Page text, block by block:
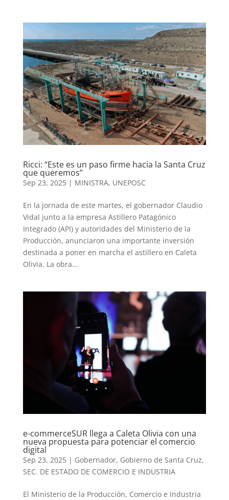
Ricci: “Este es un paso firme hacia la Santa Cruz
que queremos”
Sep 23, 2025| MINISTRA, UNEPOSC
En la jornada de este martes, el gobernador Claudio
Vidal junto a la empresa Astillero Patagónico
Integrado (API) y autoridades del Ministerio de la
Producción, anunciaron una importante inversión
destinada a poner en marcha el astillero en Caleta
Olivia. La obra...
e-commerceSUR llega a Caleta Olivia con una
nueva propuesta para potenciar el comercio
digital
Sep 23, 2025| Gobernador, Gobierno de Santa Cruz,
SEC. DE ESTADO DE COMERCIO E INDUSTRIA
El Ministerio de la Producción, Comercio e Industria